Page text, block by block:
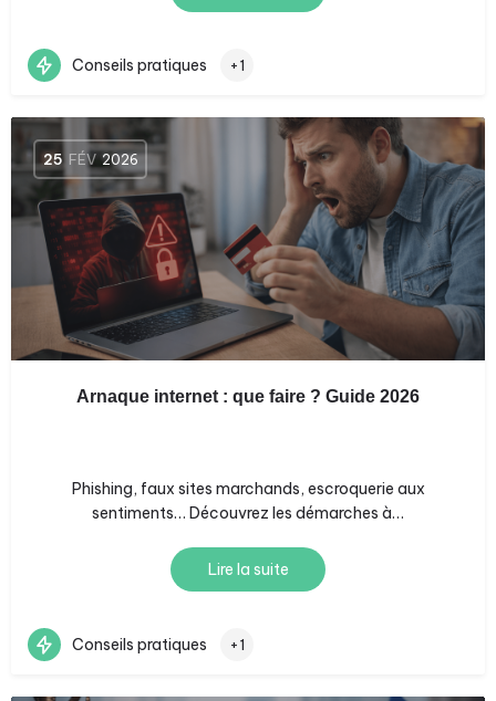
Conseils pratiques +1
25 FÉV 2026
Arnaque internet : que faire ? Guide 2026
Phishing, faux sites marchands, escroquerie aux
sentiments… Découvrez les démarches à…
Lire la suite
Conseils pratiques +1